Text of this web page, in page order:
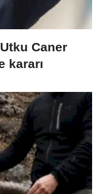
Caner
kararı